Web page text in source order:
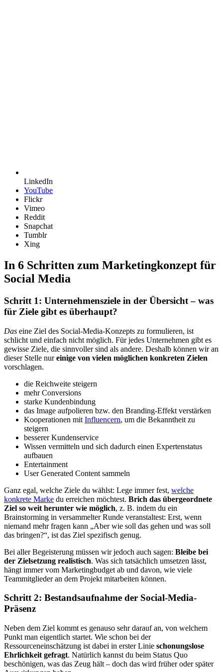
LinkedIn
YouTube
Flickr
Vimeo
Reddit
Snapchat
Tumblr
Xing
In 6 Schritten zum Marketingkonzept für
Social Media
Schritt 1: Unternehmensziele in der Übersicht – was
für Ziele gibt es überhaupt?
Das eine Ziel des Social-Media-Konzepts zu formulieren, ist
schlicht und einfach nicht möglich. Für jedes Unternehmen gibt es
gewisse Ziele, die sinnvoller sind als andere. Deshalb können wir an
dieser Stelle nureinige von vielen möglichen konkreten Zielen
vorschlagen.
die Reichweite steigern
mehr Conversions
starke Kundenbindung
das Image aufpolieren bzw. den Branding-Effekt verstärken
Kooperationen mit Influencern, um die Bekanntheit zu
steigern
besserer Kundenservice
Wissen vermitteln und sich dadurch einen Expertenstatus
aufbauen
Entertainment
User Generated Content sammeln
Ganz egal, welche Ziele du wählst: Lege immer fest, welche
konkrete Marke du erreichen möchtest. Brich das übergeordnete
Ziel so weit herunter wie möglich, z. B. indem du ein
Brainstorming in versammelter Runde veranstaltest: Erst, wenn
niemand mehr fragen kann „Aber wie soll das gehen und was soll
das bringen?“, ist das Ziel spezifisch genug.
Bei aller Begeisterung müssen wir jedoch auch sagen: Bleibe bei
der Zielsetzung realistisch. Was sich tatsächlich umsetzen lässt,
hängt immer vom Marketingbudget ab und davon, wie viele
Teammitglieder an dem Projekt mitarbeiten können.
Schritt 2: Bestandsaufnahme der Social-Media-
Präsenz
Neben dem Ziel kommt es genauso sehr darauf an, von welchem
Punkt man eigentlich startet. Wie schon bei der
Ressourceneinschätzung ist dabei in erster Linie schonungslose
Ehrlichkeit gefragt. Natürlich kannst du beim Status Quo
beschönigen, was das Zeug hält – doch das wird früher oder später